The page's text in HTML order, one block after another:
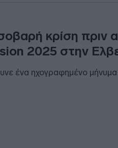
κρίση πριν
2025 στην
ένα ηχογραφημένο